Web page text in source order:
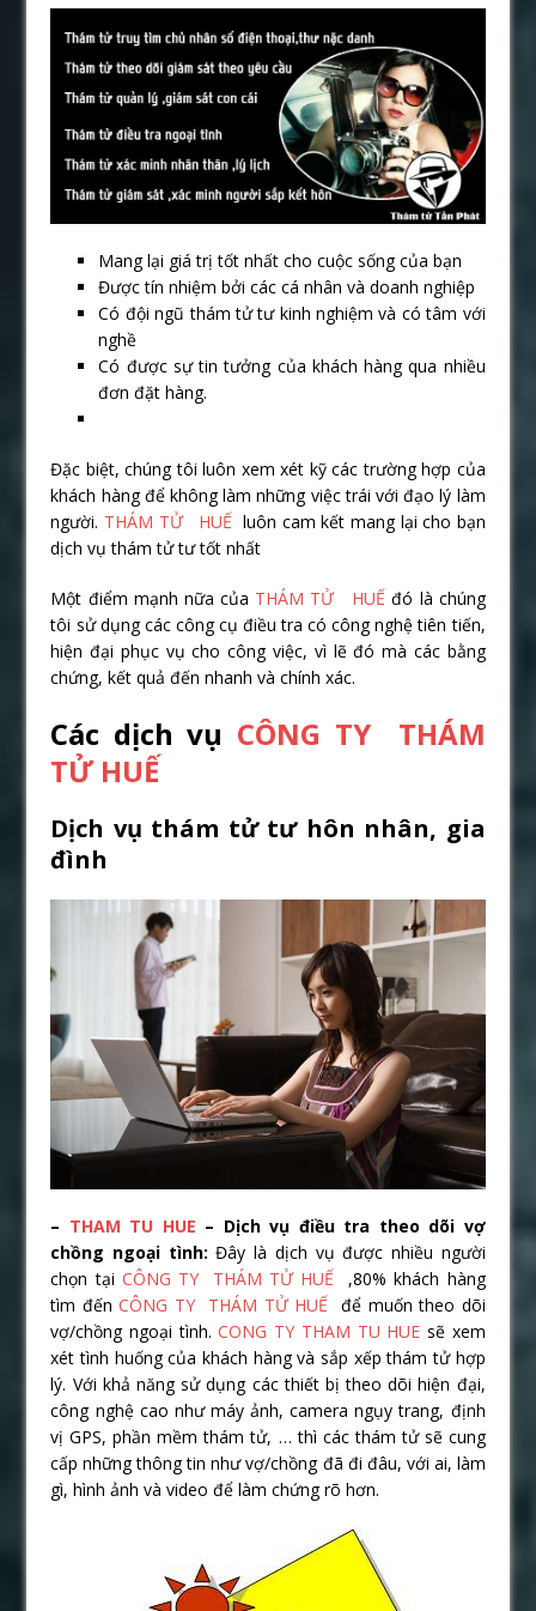
Mang lại giá trị tốt nhất cho cuộc sống của bạn
Được tín nhiệm bởi các cá nhân và doanh nghiệp
Có đội ngũ thám tử tư kinh nghiệm và có tâm với
nghề
Có được sự tin tưởng của khách hàng qua nhiều
đơn đặt hàng.
Đặc biệt, chúng tôi luôn xem xét kỹ các trường hợp của
khách hàng để không làm những việc trái với đạo lý làm
người. THÁM TỬ HUẾ luôn cam kết mang lại cho bạn
dịch vụ thám tử tư tốt nhất
Một điểm mạnh nữa của THÁM TỬ HUẾ đó là chúng
tôi sử dụng các công cụ điều tra có công nghệ tiên tiến,
hiện đại phục vụ cho công việc, vì lẽ đó mà các bằng
chứng, kết quả đến nhanh và chính xác.
Các dịch vụ CÔNG TY THÁM
TỬ HUẾ
Dịch vụ thám tử tư hôn nhân, gia
đình
– THAM TU HUE – Dịch vụ điều tra theo dõi vợ
chồng ngoại tình: Đây là dịch vụ được nhiều người
chọn tại CÔNG TY THÁM TỬ HUẾ
,80% khách hàng
tìm đếnCÔNG TY THÁM TỬ HUẾ
để muốn theo dõi
vợ/chồng ngoại tình.CONG TY THAM TU HUE sẽ xem
xét tình huống của khách hàng và sắp xếp thám tử hợp
lý. Với khả năng sử dụng các thiết bị theo dõi hiện đại,
công nghệ cao như máy ảnh, camera ngụy trang, định
vị GPS, phần mềm thám tử, … thì các thám tử sẽ cung
cấp những thông tin như vợ/chồng đã đi đâu, với ai, làm
gì, hình ảnh và video để làm chứng rõ hơn.